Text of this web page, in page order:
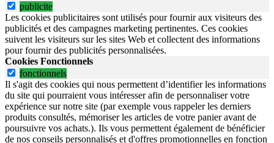
publicite
Les cookies publicitaires sont utilisés pour fournir aux visiteurs des
publicités et des campagnes marketing pertinentes. Ces cookies
suivent les visiteurs sur les sites Web et collectent des informations
pour fournir des publicités personnalisées.
Cookies Fonctionnels
fonctionnels
Il s'agit des cookies qui nous permettent d’identifier les informations
du site qui pourraient vous intéresser afin de personnaliser votre
expérience sur notre site (par exemple vous rappeler les derniers
produits consultés, mémoriser les articles de votre panier avant de
poursuivre vos achats.). Ils vous permettent également de bénéficier
de nos conseils personnalisés et d'offres promotionnelles en fonction